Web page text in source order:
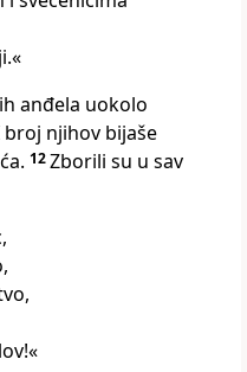
anđela uokolo
njihov bijaše
12Zborili su u sav